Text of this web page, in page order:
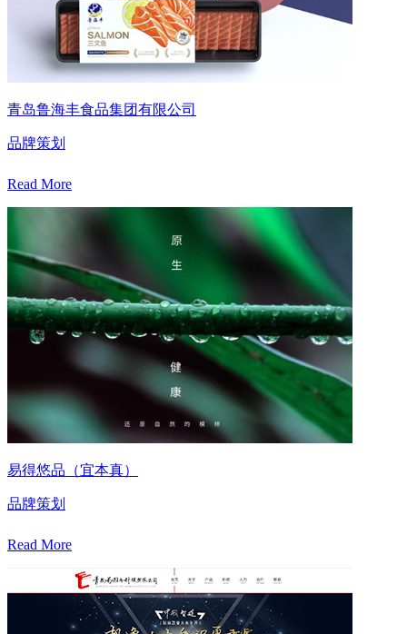
青岛鲁海丰食品集团有限公司
品牌策划
Read More
易得悠品（宜本真）
品牌策划
Read More